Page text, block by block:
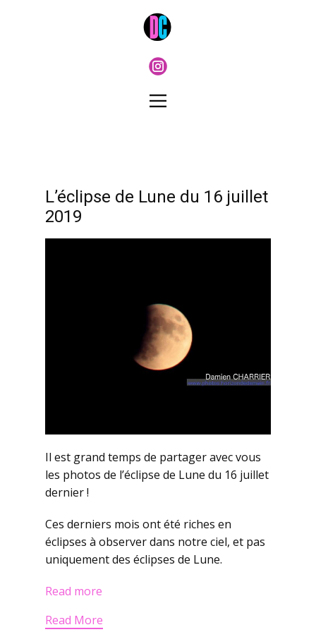
L’éclipse de Lune du 16 juillet
2019
Il est grand temps de partager avec vous
les photos de l’éclipse de Lune du 16 juillet
dernier !
Ces derniers mois ont été riches en
éclipses à observer dans notre ciel, et pas
uniquement des éclipses de Lune.
Read more
Read More